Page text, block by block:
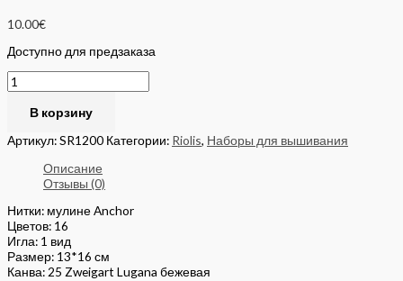
10.00€
Доступно для предзаказа
В корзину
Артикул:SR1200 Категории: Riolis, Наборы для вышивания
Описание
Отзывы (0)
Нитки: мулине Anchor
Цветов: 16
Игла: 1 вид
Размер: 13*16 см
Канва: 25 Zweigart Lugana бежевая